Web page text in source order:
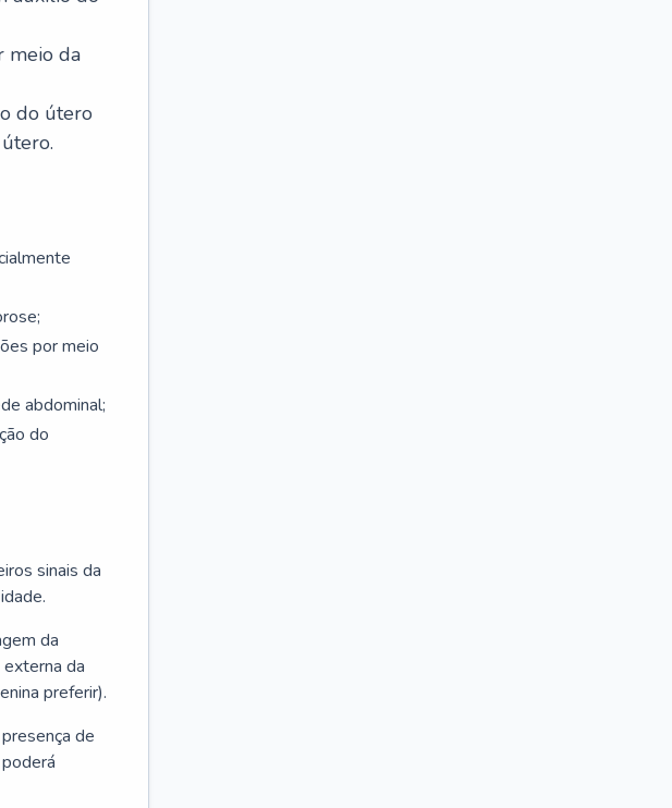
meio da
do útero
por meio
abdominal;
do
sinais da
da
da
preferir).
de